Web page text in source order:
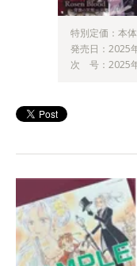
特別定価：本
発売日：2025
次 号：2025